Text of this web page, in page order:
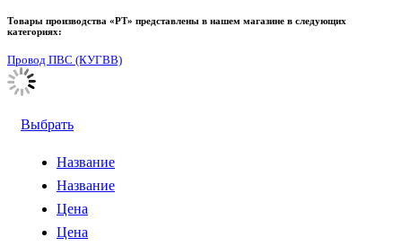
Товары производства «РТ» представлены в нашем магазине в следующих
категориях:
Провод ПВС (КУГВВ)
Выбрать
Название
Название
Цена
Цена